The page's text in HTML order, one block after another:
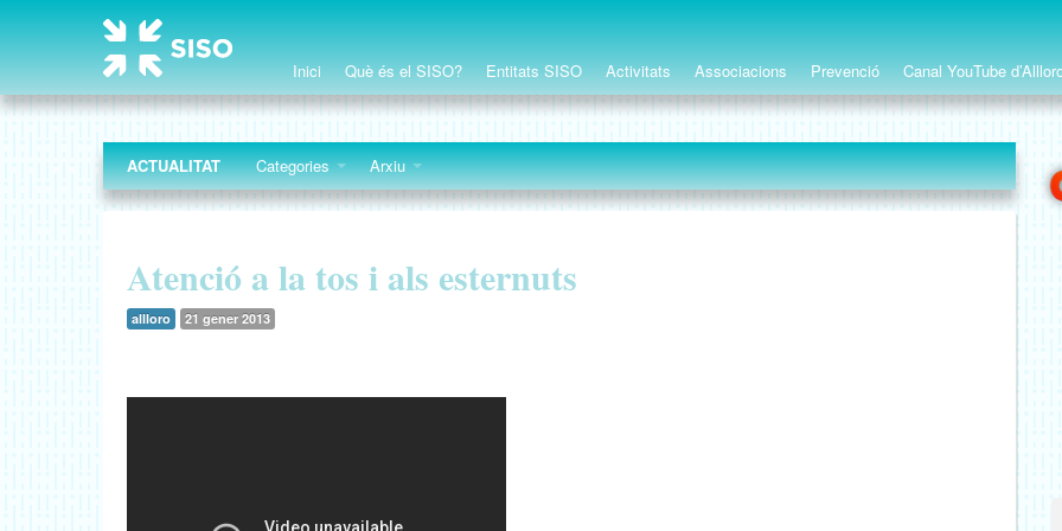
Inici Què és el SISO? Entitats SISO Activitats Associacions Prevenció Canal YouTube
ACTUALITAT Categories Arxiu
Atenció a la tos i als esternuts
allloro 21 gener 2013